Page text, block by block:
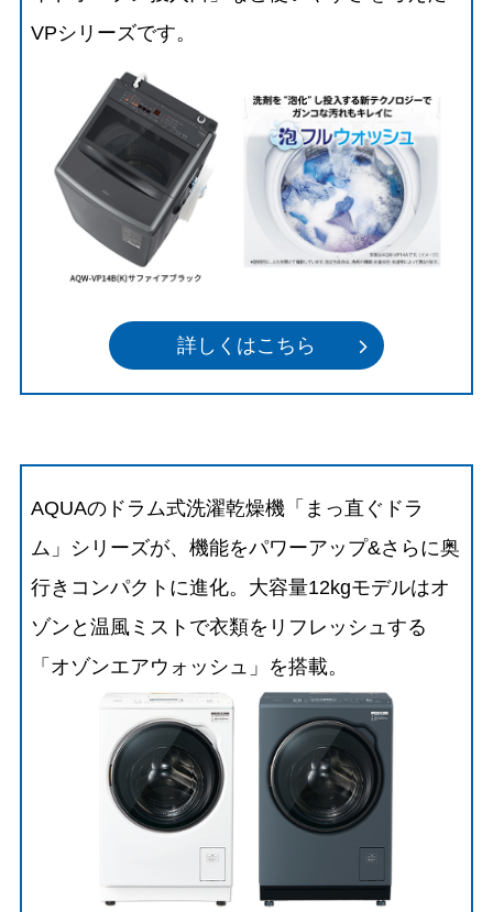
VPシリーズです。
詳しくはこちら
AQUAのドラム式洗濯乾燥機「まっ直ぐドラ
ム」シリーズが、機能をパワーアップ&さらに奥
行きコンパクトに進化。大容量12kgモデルはオ
ゾンと温風ミストで衣類をリフレッシュする
「オゾンエアウォッシュ」を搭載。